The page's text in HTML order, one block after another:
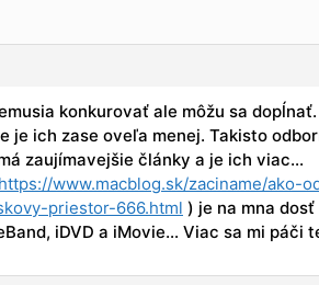
konkurovať ale môžu sa
je ich zase oveľa menej. Takisto
zaujímavejšie články a je ich viac…
https://www.macblog.sk/zaciname/ako-
priestor-666.html ) je na mna
iDVD a iMovie… Viac sa mi páči